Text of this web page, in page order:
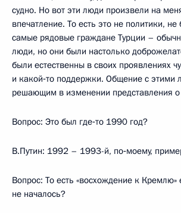
судно. Но вот эти люди произвели на
впечатление. То есть это не политики,
самые рядовые граждане Турции –
люди, но они были настолько
были естественны в своих проявлениях
и какой‑то поддержки. Общение с
решающим в изменении представления о
Вопрос: Это был где‑то 1990 год?
В.Путин: 1992 – 1993-й, по‑моему,
Вопрос: То есть «восхождение к Кремлю»
не началось?